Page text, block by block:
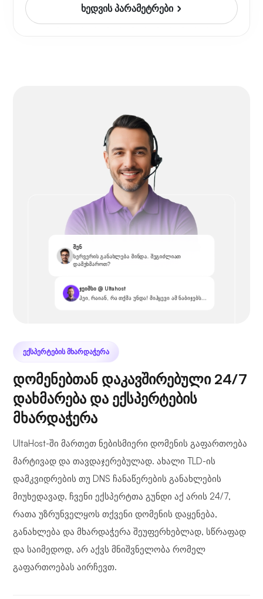
ხედვის პარამეტრები
შენ
სერვერის განახლება მინდა. შეგიძლიათ
დამეხმაროთ?
ჯეიმსი @ Ultahost
ჰეი, რაიან, რა თქმა უნდა! მიჰყევი ამ ნაბიჯებს...
ᲔᲥᲡᲞᲔᲠᲢᲔᲑᲘᲡ ᲛᲮᲐᲠᲓᲐᲭᲔᲠᲐ
დომენებთან დაკავშირებული 24/7
დახმარება და ექსპერტების
მხარდაჭერა
UltaHost-ში მართეთ ნებისმიერი დომენის გაფართოება
მარტივად და თავდაჯერებულად. ახალი TLD-ის
დამკვიდრების თუ DNS ჩანაწერების განახლების
მიუხედავად, ჩვენი ექსპერტთა გუნდი აქ არის 24/7,
რათა უზრუნველყოს თქვენი დომენის დაყენება,
განახლება და მხარდაჭერა შეუფერხებლად, სწრაფად
და საიმედოდ, არ აქვს მნიშვნელობა რომელ
გაფართოებას აირჩევთ.